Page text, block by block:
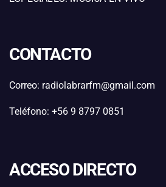
CONTACTO
Correo: radiolabrarfm@gmail.com
Teléfono: +56 9 8797 0851
ACCESO DIRECTO